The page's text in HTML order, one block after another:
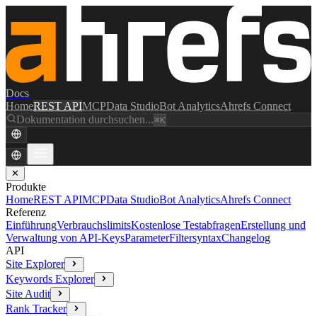
Docs
HomeREST APIMCPData StudioBot AnalyticsAhrefs Connect
Dokumentation durchsuchen...⌘K
✕
Produkte
HomeREST APIMCPData StudioBot AnalyticsAhrefs Connect
Referenz
EinführungVerbrauchslimitsKostenlose TestabfragenErstellung und
Verwaltung von API-KeysParameterFiltersyntaxChangelog
API
Site Explorer
Keywords Explorer
Site Audit
Rank Tracker